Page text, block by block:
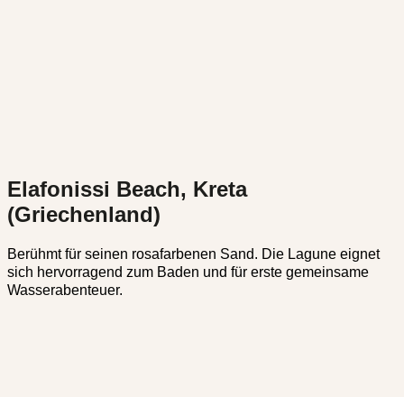
Elafonissi Beach, Kreta
(Griechenland)
Berühmt für seinen rosafarbenen Sand. Die Lagune eignet
sich hervorragend zum Baden und für erste gemeinsame
Wasserabenteuer.